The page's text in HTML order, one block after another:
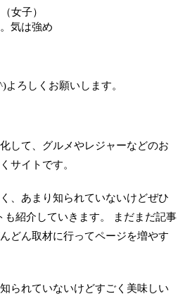
女子）
気は強め
ろしくお願いします。
して、グルメやレジャーなどのお
サイトです。
、あまり知られていないけどぜひ
も紹介していきます。 まだまだ記事
どん取材に行ってページを増やす
れていないけどすごく美味しい